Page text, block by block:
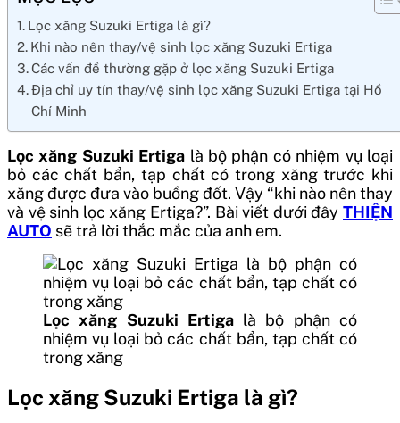
Lọc xăng Suzuki Ertiga là gì?
Khi nào nên thay/vệ sinh lọc xăng Suzuki Ertiga
Các vấn đề thường gặp ở lọc xăng Suzuki Ertiga
Địa chỉ uy tín thay/vệ sinh lọc xăng Suzuki Ertiga tại Hồ
Chí Minh
Lọc xăng Suzuki Ertiga là bộ phận có nhiệm vụ loại
bỏ các chất bẩn, tạp chất có trong xăng trước khi
xăng được đưa vào buồng đốt. Vậy “khi nào nên thay
và vệ sinh lọc xăng Ertiga?”. Bài viết dưới đây THIỆN
AUTO sẽ trả lời thắc mắc của anh em.
Lọc xăng Suzuki Ertigalà bộ phận có
nhiệm vụ loại bỏ các chất bẩn, tạp chất có
trong xăng
Lọc xăng Suzuki Ertiga là gì?